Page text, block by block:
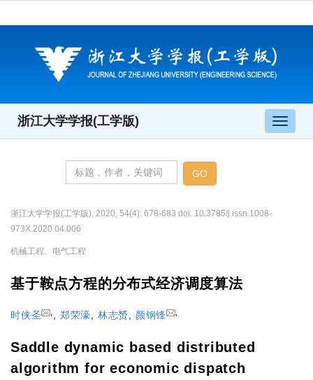
导
航
浙江大学学报(工学版)
浙江大学学报(工学版), 2020, 54(4): 678-683 doi: 10.3785/j.issn.1008-
973X.2020.04.006
机械工程、电气工程
基于鞍点方程的分布式经济调度算法
时侠圣 郑荣濠 林志赟 颜钢锋
Saddle dynamic based distributed
algorithm for economic dispatch